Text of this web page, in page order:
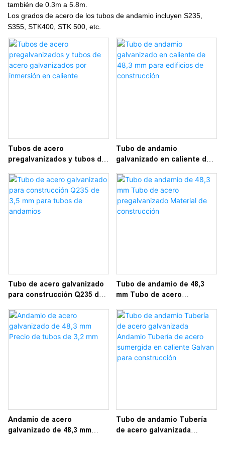
también de 0.3m a 5.8m.
Los grados de acero de los tubos de andamio incluyen S235,
S355, STK400, STK 500, etc.
Tubos de acero
pregalvanizados y tubos de
inmersión en caliente
Tubo de andamio
galvanizado en caliente de
construcción
Tubo de acero galvanizado
para construcción Q235 de
andamios
Tubo de andamio de 48,3
mm Tubo de acero
construcción
Andamio de acero
galvanizado de 48,3 mm
Tubo de andamio Tubería
de acero galvanizada